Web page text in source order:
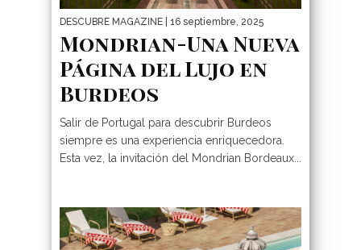
DESCUBRE MAGAZINE | 16 septiembre, 2025
Mondrian-Una Nueva
Página del Lujo en
Burdeos
Salir de Portugal para descubrir Burdeos
siempre es una experiencia enriquecedora.
Esta vez, la invitación del Mondrian Bordeaux...